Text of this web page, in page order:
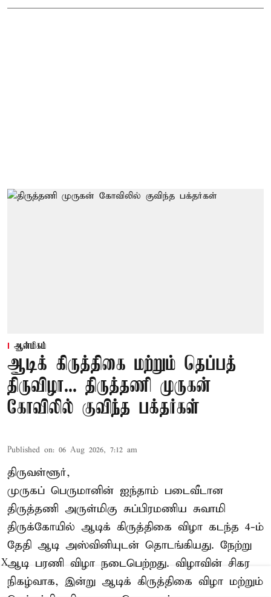
ஆன்மிகம்
ஆடிக் கிருத்திகை மற்றும் தெப்பத்
திருவிழா... திருத்தணி முருகன்
கோவிலில் குவிந்த பக்தர்கள்
Published on: 06 Aug 2026, 7:12 am
திருவள்ளூர்,
முருகப் பெருமானின் ஐந்தாம் படைவீடான
திருத்தணி அருள்மிகு சுப்பிரமணிய சுவாமி
திருக்கோயில் ஆடிக் கிருத்திகை விழா கடந்த 4-ம்
தேதி ஆடி அஸ்வினியுடன் தொடங்கியது. நேற்று
ஆடி பரணி விழா நடைபெற்றது. விழாவின் சிகர
நிகழ்வாக, இன்று ஆடிக் கிருத்திகை விழா மற்றும்
X